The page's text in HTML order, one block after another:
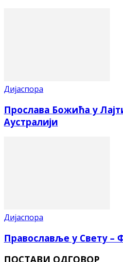
Дијаспора
Прослава Божића у
Аустралији
Дијаспора
Православље у Свету –
ПОСТАВИ ОДГОВОР